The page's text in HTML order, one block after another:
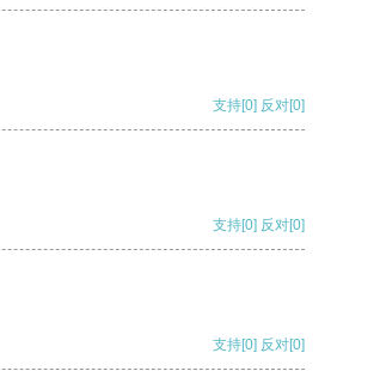
支持[0] 反对[0]
支持[0] 反对[0]
支持[0] 反对[0]